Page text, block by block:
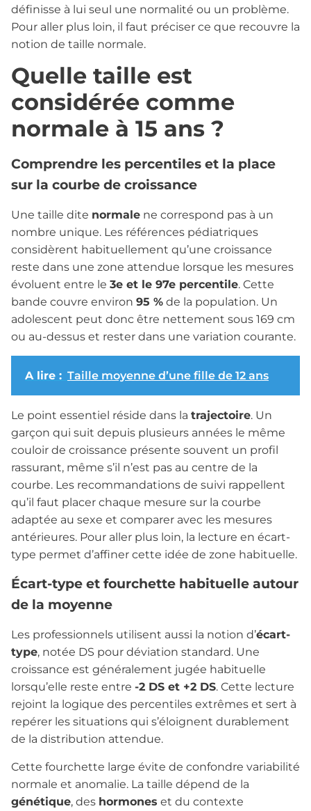
définisse à lui seul une normalité ou un problème.
Pour aller plus loin, il faut préciser ce que recouvre la
notion de taille normale.
Quelle taille est
considérée comme
normale à 15 ans ?
Comprendre les percentiles et la place
sur la courbe de croissance
Une taille dite normale ne correspond pas à un
nombre unique. Les références pédiatriques
considèrent habituellement qu’une croissance
reste dans une zone attendue lorsque les mesures
évoluent entre le 3e et le 97e percentile. Cette
bande couvre environ 95 % de la population. Un
adolescent peut donc être nettement sous 169 cm
ou au-dessus et rester dans une variation courante.
A lire : Taille moyenne d’une fille de 12 ans
Le point essentiel réside dans la trajectoire. Un
garçon qui suit depuis plusieurs années le même
couloir de croissance présente souvent un profil
rassurant, même s’il n’est pas au centre de la
courbe. Les recommandations de suivi rappellent
qu’il faut placer chaque mesure sur la courbe
adaptée au sexe et comparer avec les mesures
antérieures. Pour aller plus loin, la lecture en écart-
type permet d’affiner cette idée de zone habituelle.
Écart-type et fourchette habituelle autour
de la moyenne
Les professionnels utilisent aussi la notion d’écart-
type, notée DS pour déviation standard. Une
croissance est généralement jugée habituelle
lorsqu’elle reste entre -2 DS et +2 DS. Cette lecture
rejoint la logique des percentiles extrêmes et sert à
repérer les situations qui s’éloignent durablement
de la distribution attendue.
Cette fourchette large évite de confondre variabilité
normale et anomalie. La taille dépend de la
génétique, des hormones et du contexte